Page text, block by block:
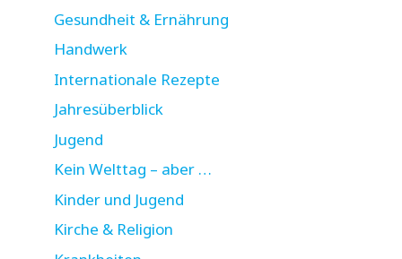
Gesundheit & Ernährung
Handwerk
Internationale Rezepte
Jahresüberblick
Jugend
Kein Welttag – aber …
Kinder und Jugend
Kirche & Religion